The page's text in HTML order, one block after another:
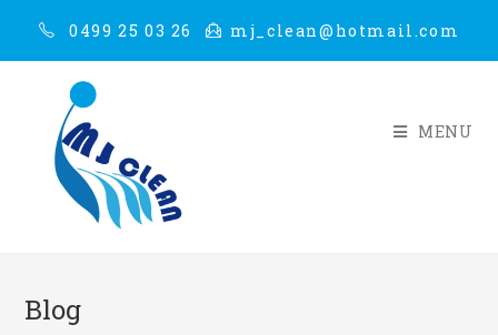
0499 25 03 26 mj_clean@hotmail.com
MENU
Blog